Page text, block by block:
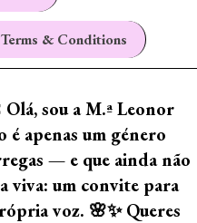
& Conditions
sou a M.ª Leonor
apenas um género
— e que ainda não
viva: um convite para
voz. 🌸✨ Queres